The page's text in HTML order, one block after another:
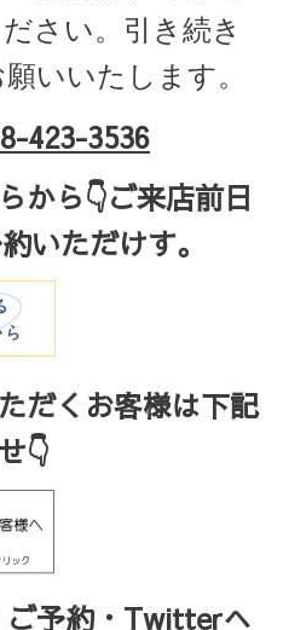
さい。引き続き
いいたします。
423-3536
から👇ご来店前日
いただけす。
だくお客様は下記
👇
ご予約・Twitterへ